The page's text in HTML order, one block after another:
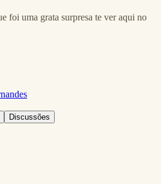
foi uma grata surpresa te ver aqui no
Discussões